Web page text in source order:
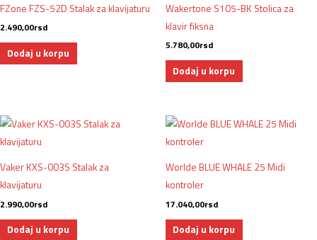
FZone FZS-52D Stalak za klavijaturu
2.490,00rsd
Dodaj u korpu
Wakertone S105-BK Stolica za
klavir fiksna
5.780,00rsd
Dodaj u korpu
Vaker KXS-003S Stalak za
klavijaturu
2.990,00rsd
Dodaj u korpu
Worlde BLUE WHALE 25 Midi
kontroler
17.040,00rsd
Dodaj u korpu